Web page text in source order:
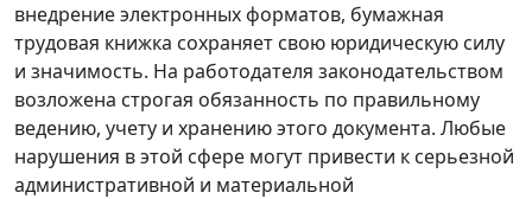
внедрение электронных форматов, бумажная
трудовая книжка сохраняет свою юридическую силу
и значимость. На работодателя законодательством
возложена строгая обязанность по правильному
ведению, учету и хранению этого документа. Любые
нарушения в этой сфере могут привести к серьезной
административной и материальной